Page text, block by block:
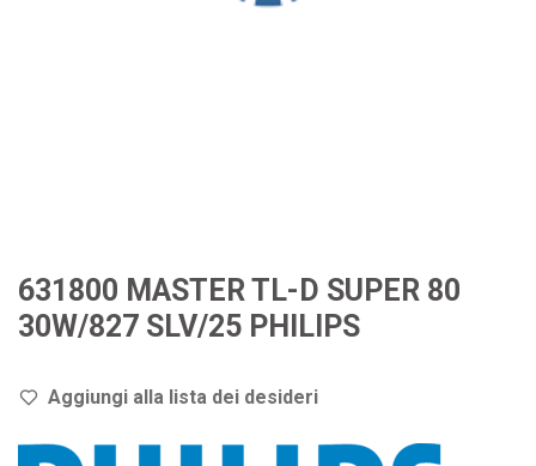
631800 MASTER TL-D SUPER 80
30W/827 SLV/25 PHILIPS
Aggiungi alla lista dei desideri